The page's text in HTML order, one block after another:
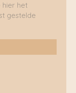
hier het
gestelde